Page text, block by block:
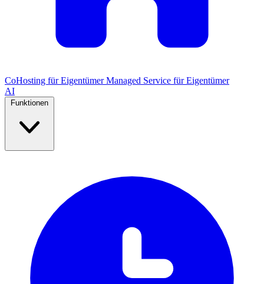
CoHosting für EigentümerManaged Service für Eigentümer
AI